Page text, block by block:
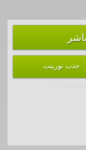
جذب تورينت